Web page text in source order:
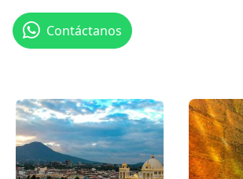
Contáctanos